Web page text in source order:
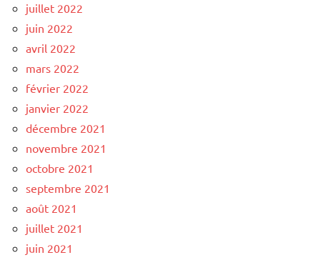
juillet 2022
juin 2022
avril 2022
mars 2022
février 2022
janvier 2022
décembre 2021
novembre 2021
octobre 2021
septembre 2021
août 2021
juillet 2021
juin 2021